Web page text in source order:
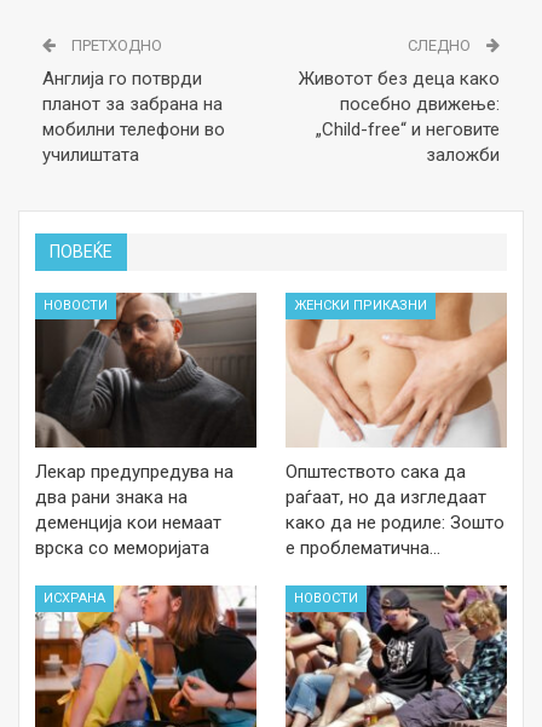
ПРЕТХОДНО
Англија го потврди
планот за забрана на
мобилни телефони во
училиштата
СЛЕДНО
Животот без деца како
посебно движење:
„Child-free“ и неговите
заложби
ПОВЕЌЕ
НОВОСТИ
Лекар предупредува на
два рани знака на
деменција кои немаат
врска со меморијата
ЖЕНСКИ ПРИКАЗНИ
Општеството сака да
раѓаат, но да изгледаат
како да не родиле: Зошто
е проблематична…
ИСХРАНА НОВОСТИ